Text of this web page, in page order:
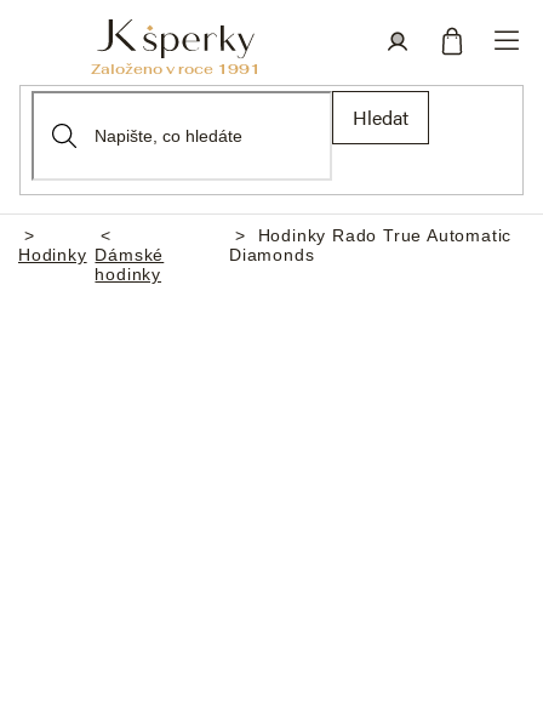
Hledat
Domů
Hodinky Dámské
hodinky
Hodinky Rado True Automatic
Diamonds